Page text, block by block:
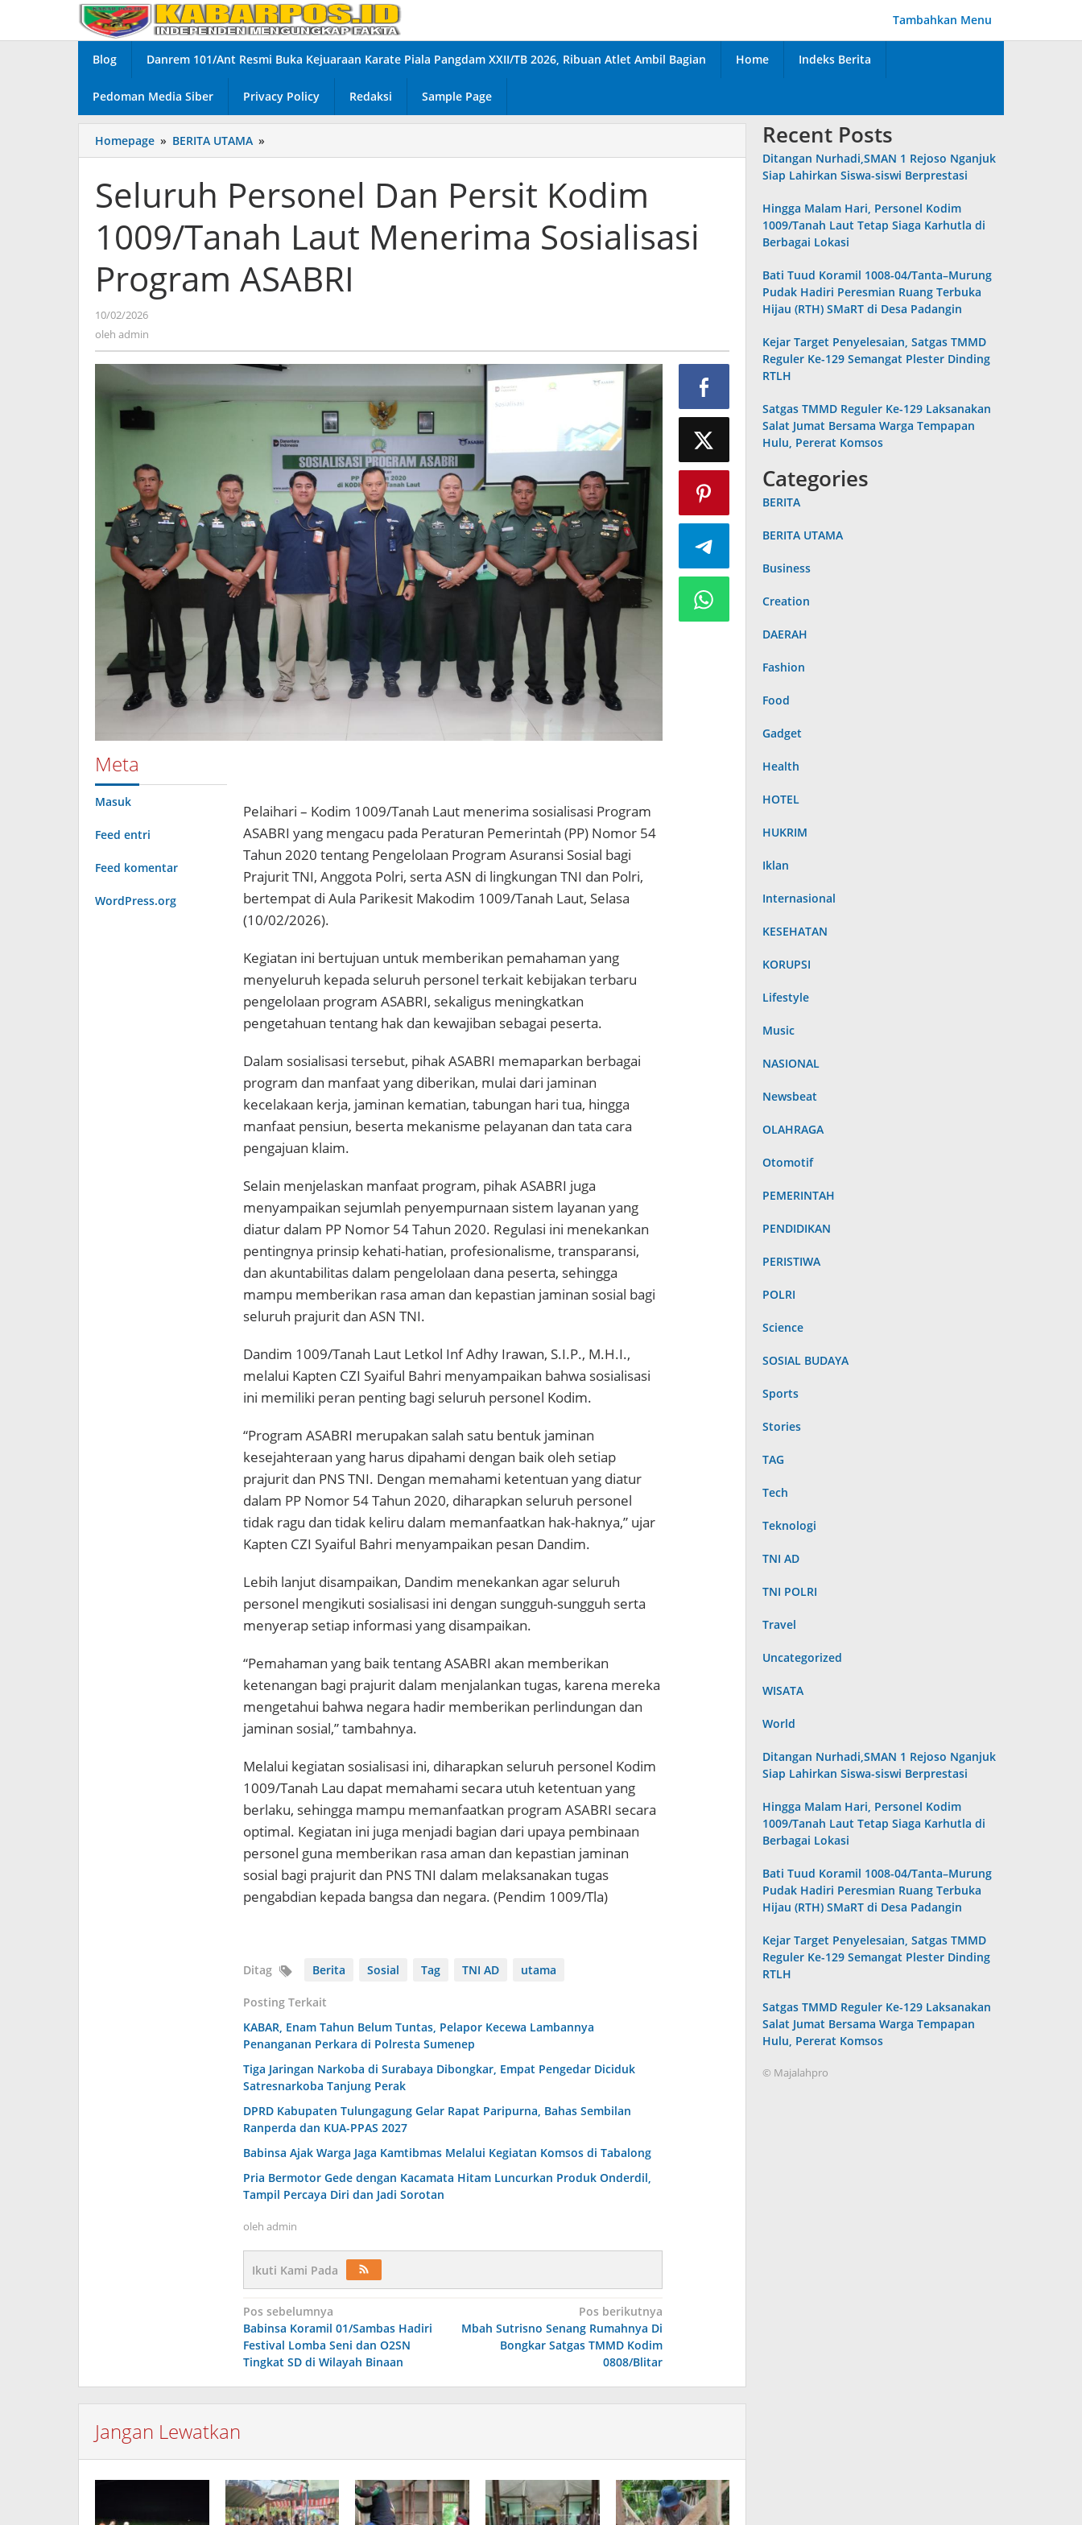
konten
Tambahkan Menu
Blog Danrem 101/Ant Resmi Buka Kejuaraan Karate Piala Pangdam XXII/TB 2026, Ribuan Atlet Ambil Bagian Home Indeks Berita
Pedoman Media Siber Privacy Policy Redaksi Sample Page
Homepage » BERITA UTAMA »
Personel
Persit
Kodim
1009/Tanah
Laut
Sosialisasi
Program
Seluruh Personel Dan Persit Kodim
1009/Tanah Laut Menerima Sosialisasi
Program ASABRI
10/02/2026
oleh admin
Meta
Masuk
Feed entri
Feed komentar
WordPress.org
Pelaihari – Kodim 1009/Tanah Laut menerima sosialisasi Program
ASABRI yang mengacu pada Peraturan Pemerintah (PP) Nomor 54
Tahun 2020 tentang Pengelolaan Program Asuransi Sosial bagi
Prajurit TNI, Anggota Polri, serta ASN di lingkungan TNI dan Polri,
bertempat di Aula Parikesit Makodim 1009/Tanah Laut, Selasa
(10/02/2026).
Kegiatan ini bertujuan untuk memberikan pemahaman yang
menyeluruh kepada seluruh personel terkait kebijakan terbaru
pengelolaan program ASABRI, sekaligus meningkatkan
pengetahuan tentang hak dan kewajiban sebagai peserta.
Dalam sosialisasi tersebut, pihak ASABRI memaparkan berbagai
program dan manfaat yang diberikan, mulai dari jaminan
kecelakaan kerja, jaminan kematian, tabungan hari tua, hingga
manfaat pensiun, beserta mekanisme pelayanan dan tata cara
pengajuan klaim.
Selain menjelaskan manfaat program, pihak ASABRI juga
menyampaikan sejumlah penyempurnaan sistem layanan yang
diatur dalam PP Nomor 54 Tahun 2020. Regulasi ini menekankan
pentingnya prinsip kehati-hatian, profesionalisme, transparansi,
dan akuntabilitas dalam pengelolaan dana peserta, sehingga
mampu memberikan rasa aman dan kepastian jaminan sosial bagi
seluruh prajurit dan ASN TNI.
Dandim 1009/Tanah Laut Letkol Inf Adhy Irawan, S.I.P., M.H.I.,
melalui Kapten CZI Syaiful Bahri menyampaikan bahwa sosialisasi
ini memiliki peran penting bagi seluruh personel Kodim.
“Program ASABRI merupakan salah satu bentuk jaminan
kesejahteraan yang harus dipahami dengan baik oleh setiap
prajurit dan PNS TNI. Dengan memahami ketentuan yang diatur
dalam PP Nomor 54 Tahun 2020, diharapkan seluruh personel
tidak ragu dan tidak keliru dalam memanfaatkan hak-haknya,” ujar
Kapten CZI Syaiful Bahri menyampaikan pesan Dandim.
Lebih lanjut disampaikan, Dandim menekankan agar seluruh
personel mengikuti sosialisasi ini dengan sungguh-sungguh serta
menyerap setiap informasi yang disampaikan.
“Pemahaman yang baik tentang ASABRI akan memberikan
ketenangan bagi prajurit dalam menjalankan tugas, karena mereka
mengetahui bahwa negara hadir memberikan perlindungan dan
jaminan sosial,” tambahnya.
Melalui kegiatan sosialisasi ini, diharapkan seluruh personel Kodim
1009/Tanah Lau dapat memahami secara utuh ketentuan yang
berlaku, sehingga mampu memanfaatkan program ASABRI secara
optimal. Kegiatan ini juga menjadi bagian dari upaya pembinaan
personel guna memberikan rasa aman dan kepastian jaminan
sosial bagi prajurit dan PNS TNI dalam melaksanakan tugas
pengabdian kepada bangsa dan negara. (Pendim 1009/Tla)
Ditag Berita Sosial Tag TNI AD utama
Posting Terkait
KABAR, Enam Tahun Belum Tuntas, Pelapor Kecewa Lambannya
Penanganan Perkara di Polresta Sumenep
Tiga Jaringan Narkoba di Surabaya Dibongkar, Empat Pengedar Diciduk
Satresnarkoba Tanjung Perak
DPRD Kabupaten Tulungagung Gelar Rapat Paripurna, Bahas Sembilan
Ranperda dan KUA-PPAS 2027
Babinsa Ajak Warga Jaga Kamtibmas Melalui Kegiatan Komsos di Tabalong
Pria Bermotor Gede dengan Kacamata Hitam Luncurkan Produk Onderdil,
Tampil Percaya Diri dan Jadi Sorotan
oleh admin
Ikuti Kami Pada
Navigasi
pos
Pos sebelumnya
Babinsa Koramil 01/Sambas Hadiri
Festival Lomba Seni dan O2SN
Tingkat SD di Wilayah Binaan
Pos berikutnya
Mbah Sutrisno Senang Rumahnya Di
Bongkar Satgas TMMD Kodim
0808/Blitar
Jangan Lewatkan
Recent Posts
Ditangan Nurhadi,SMAN 1 Rejoso Nganjuk
Siap Lahirkan Siswa-siswi Berprestasi
Hingga Malam Hari, Personel Kodim
1009/Tanah Laut Tetap Siaga Karhutla di
Berbagai Lokasi
Bati Tuud Koramil 1008-04/Tanta–Murung
Pudak Hadiri Peresmian Ruang Terbuka
Hijau (RTH) SMaRT di Desa Padangin
Kejar Target Penyelesaian, Satgas TMMD
Reguler Ke-129 Semangat Plester Dinding
RTLH
Satgas TMMD Reguler Ke-129 Laksanakan
Salat Jumat Bersama Warga Tempapan
Hulu, Pererat Komsos
Categories
BERITA
BERITA UTAMA
Business
Creation
DAERAH
Fashion
Food
Gadget
Health
HOTEL
HUKRIM
Iklan
Internasional
KESEHATAN
KORUPSI
Lifestyle
Music
NASIONAL
Newsbeat
OLAHRAGA
Otomotif
PEMERINTAH
PENDIDIKAN
PERISTIWA
POLRI
Science
SOSIAL BUDAYA
Sports
Stories
TAG
Tech
Teknologi
TNI AD
TNI POLRI
Travel
Uncategorized
WISATA
World
Ditangan Nurhadi,SMAN 1 Rejoso Nganjuk
Siap Lahirkan Siswa-siswi Berprestasi
Hingga Malam Hari, Personel Kodim
1009/Tanah Laut Tetap Siaga Karhutla di
Berbagai Lokasi
Bati Tuud Koramil 1008-04/Tanta–Murung
Pudak Hadiri Peresmian Ruang Terbuka
Hijau (RTH) SMaRT di Desa Padangin
Kejar Target Penyelesaian, Satgas TMMD
Reguler Ke-129 Semangat Plester Dinding
RTLH
Satgas TMMD Reguler Ke-129 Laksanakan
Salat Jumat Bersama Warga Tempapan
Hulu, Pererat Komsos
© Majalahpro